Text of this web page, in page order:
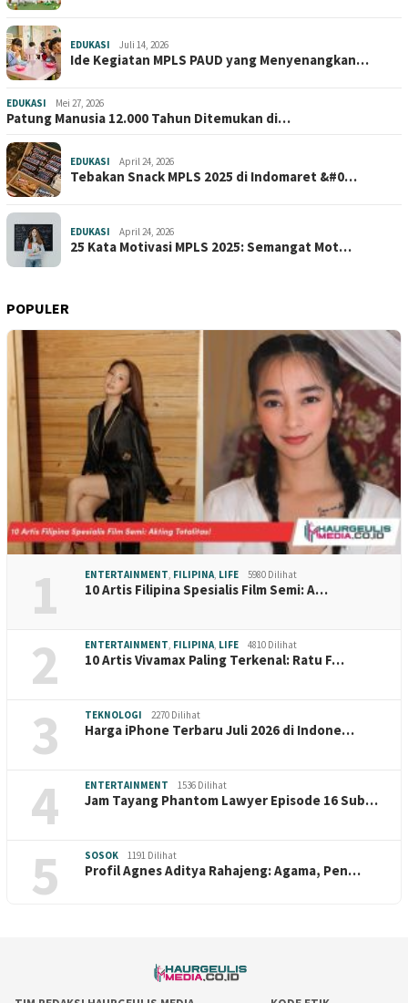
EDUKASI Juli 14, 2026
Ide Kegiatan MPLS PAUD yang Menyenangkan…
EDUKASI Mei 27, 2026
Patung Manusia 12.000 Tahun Ditemukan di…
EDUKASI April 24, 2026
Tebakan Snack MPLS 2025 di Indomaret &#0…
EDUKASI April 24, 2026
25 Kata Motivasi MPLS 2025: Semangat Mot…
POPULER
1 ENTERTAINMENT FILIPINA LIFE 5980 Dilihat
10 Artis Filipina Spesialis Film Semi: A…
2 ENTERTAINMENT FILIPINA LIFE 4810 Dilihat
10 Artis Vivamax Paling Terkenal: Ratu F…
3 TEKNOLOGI 2270 Dilihat
Harga iPhone Terbaru Juli 2026 di Indone…
4 ENTERTAINMENT 1536 Dilihat
Jam Tayang Phantom Lawyer Episode 16 Sub…
5 SOSOK 1191 Dilihat
Profil Agnes Aditya Rahajeng: Agama, Pen…